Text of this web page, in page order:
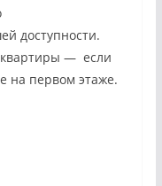
доступности.
квартиры — если
на первом этаже.